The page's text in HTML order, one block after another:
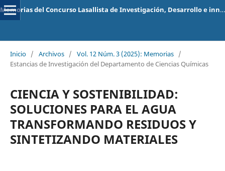
Memorias del Concurso Lasallista de Investigación, Desarrollo e innovación
Inicio / Archivos / Vol. 12 Núm. 3 (2025): Memorias /
Estancias de Investigación del Departamento de Ciencias Químicas
CIENCIA Y SOSTENIBILIDAD:
SOLUCIONES PARA EL AGUA
TRANSFORMANDO RESIDUOS Y
SINTETIZANDO MATERIALES